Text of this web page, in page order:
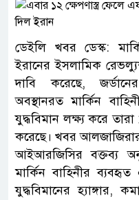
ডেইলি খবর ডেস্ক:
ইরানের ইসলামিক
দাবি করেছে,
অবস্থানরত মার্কিন
যুদ্ধবিমান লক্ষ্য করে তারা
করেছে। খবর
আইআরজিসির বক্তব্য
মার্কিন বাহিনীর
যুদ্ধবিমানের হ্যাঙ্গার,